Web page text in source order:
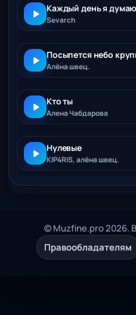
Каждый день я думаю
Sevarch
Посыпется небо
Алёна швец.
Кто ты
Алена Чабдарова
Нулевые
KIP4RIS, алёна швец.
© Muzfine.pro 2026.
Правообладателям